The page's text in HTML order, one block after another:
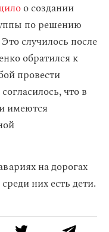
о создании
по решению
случилось после
обратился к
провести
что в
имеются
на дорогах
них есть дети.